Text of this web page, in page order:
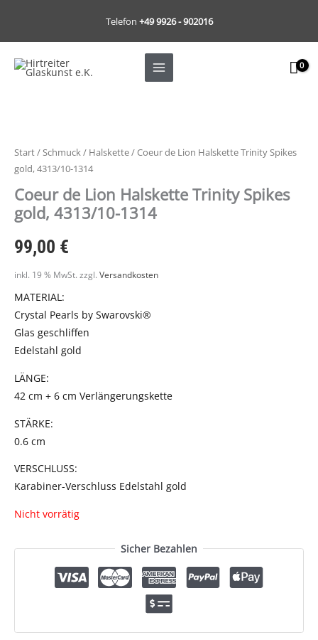
springen
Telefon +49 9926 - 902016
Start/Schmuck/ Halskette/ Coeur de Lion Halskette Trinity Spikes
gold, 4313/10-1314
Coeur de Lion Halskette Trinity Spikes
gold, 4313/10-1314
99,00 €
inkl. 19 % MwSt. zzgl. Versandkosten
MATERIAL:
Crystal Pearls by Swarovski®
Glas geschliffen
Edelstahl gold
LÄNGE:
42 cm + 6 cm Verlängerungskette
STÄRKE:
0.6 cm
VERSCHLUSS:
Karabiner-Verschluss Edelstahl gold
Nicht vorrätig
Sicher Bezahlen